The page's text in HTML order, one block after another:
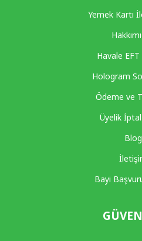
Yemek Kartı
Havale
Hologram
Ödeme ve
Üyelik
Blog
Bayi